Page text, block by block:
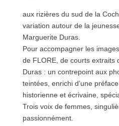
aux rizières du sud de la
variation autour de la
Marguerite Duras.
Pour accompagner les
de FLORE, de courts extraits
Duras : un contrepoint aux
teintées, enrichi d’une
historienne et écrivaine,
Trois voix de femmes,
passionnément.